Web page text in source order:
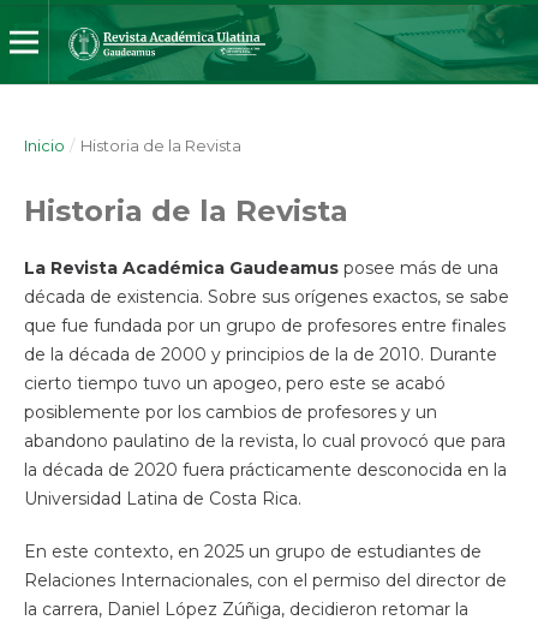
Inicio / Historia de la Revista
Historia de la Revista
La Revista Académica Gaudeamusposee más de una
década de existencia. Sobre sus orígenes exactos, se sabe
que fue fundada por un grupo de profesores entre finales
de la década de 2000 y principios de la de 2010. Durante
cierto tiempo tuvo un apogeo, pero este se acabó
posiblemente por los cambios de profesores y un
abandono paulatino de la revista, lo cual provocó que para
la década de 2020 fuera prácticamente desconocida en la
Universidad Latina de Costa Rica.
En este contexto, en 2025 un grupo de estudiantes de
Relaciones Internacionales, con el permiso del director de
la carrera, Daniel López Zúñiga, decidieron retomar la